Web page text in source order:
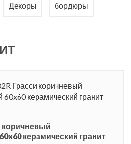
Декоры бордюры
коричневый
керамический гранит